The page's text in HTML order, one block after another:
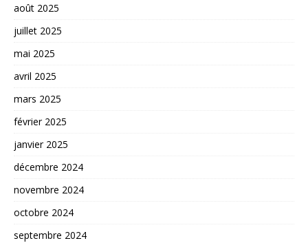
août 2025
juillet 2025
mai 2025
avril 2025
mars 2025
février 2025
janvier 2025
décembre 2024
novembre 2024
octobre 2024
septembre 2024